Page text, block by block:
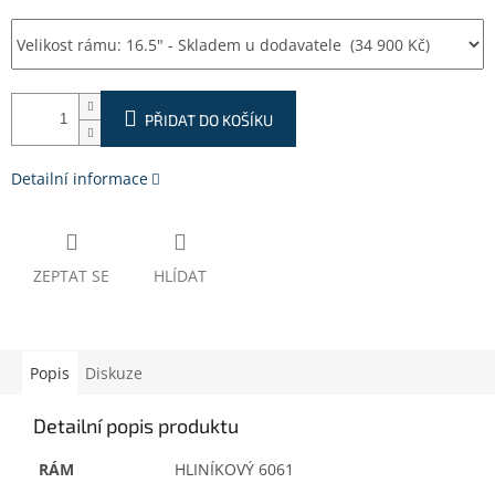
PŘIDAT DO KOŠÍKU
Detailní informace
ZEPTAT SE HLÍDAT
Popis Diskuze
Detailní popis produktu
RÁM
HLINÍKOVÝ 6061